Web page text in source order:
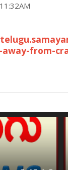
from-